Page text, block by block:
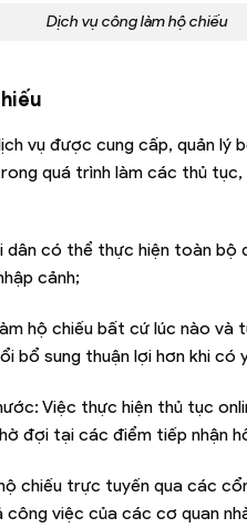
Dịch vụ công làm hộ chiếu
vụ được cung cấp, quản lý
quá trình làm các thủ
có thể thực hiện toàn bộ
cảnh;
hộ chiếu bất cứ lúc nào
bổ sung thuận lợi hơn khi có
Việc thực hiện thủ tục
đợi tại các điểm tiếp nhận
chiếu trực tuyến qua các
công việc của các cơ quan